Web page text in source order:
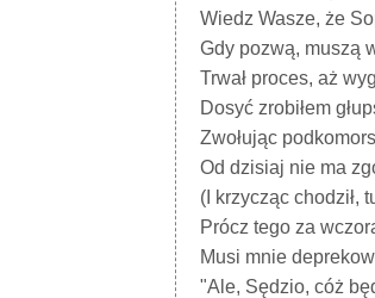
Wiedz Wasze, że
Gdy pozwą, muszą
Trwał proces, aż
Dosyć zrobiłem
Zwołując
Od dzisiaj nie ma
(I krzycząc chodził,
Prócz tego za
Musi mnie
"Ale, Sędzio, cóż